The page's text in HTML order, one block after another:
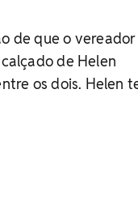
de que o vereador
de Helen
os dois. Helen